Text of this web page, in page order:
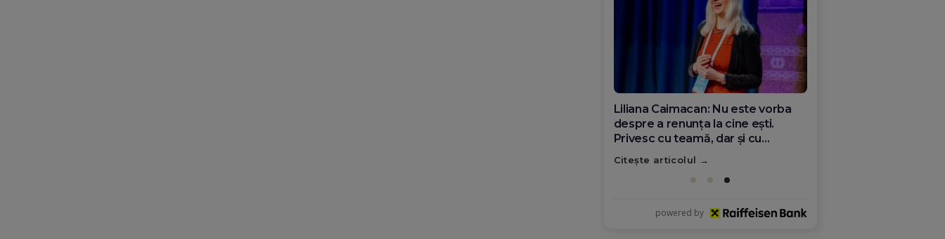
Diana Olar, românca de la Google
care demonstrează că diaspora
poate schimba România
Citește articolul
powered by